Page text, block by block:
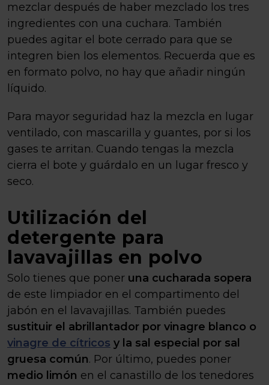
mezclar después de haber mezclado los tres
ingredientes con una cuchara. También
puedes agitar el bote cerrado para que se
integren bien los elementos. Recuerda que es
en formato polvo, no hay que añadir ningún
líquido.
Para mayor seguridad haz la mezcla en lugar
ventilado, con mascarilla y guantes, por si los
gases te arritan. Cuando tengas la mezcla
cierra el bote y guárdalo en un lugar fresco y
seco.
Utilización del
detergente para
lavavajillas en polvo
Solo tienes que poner una cucharada sopera
de este limpiador en el compartimento del
jabón en el lavavajillas. También puedes
sustituir el abrillantador por vinagre blanco o
vinagre de cítricos y la sal especial por sal
gruesa común. Por último, puedes poner
medio limón en el canastillo de los tenedores